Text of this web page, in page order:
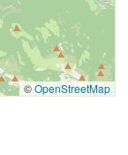
©OpenStreetMap